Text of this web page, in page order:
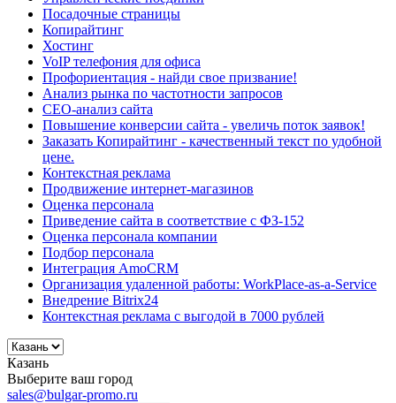
Посадочные страницы
Копирайтинг
Хостинг
VoIP телефония для офиса
Профориентация - найди свое призвание!
Анализ рынка по частотности запросов
СЕО-анализ сайта
Повышение конверсии сайта - увеличь поток заявок!
Заказать Копирайтинг - качественный текст по удобной
цене.
Контекстная реклама
Продвижение интернет-магазинов
Оценка персонала
Приведение сайта в соответствие с ФЗ-152
Оценка персонала компании
Подбор персонала
Интеграция AmoCRM
Организация удаленной работы: WorkPlace-as-a-Service
Внедрение Bitrix24
Контекстная реклама с выгодой в 7000 рублей
Казань
Выберите ваш город
sales@bulgar-promo.ru